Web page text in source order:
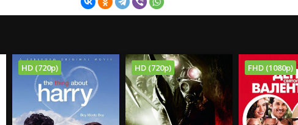
HD (720p) HD (720p) FHD (1080p)